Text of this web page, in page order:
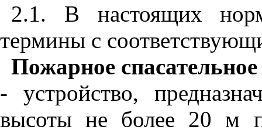
2.1. В настоящих
термины с
Пожарное
- устройство,
высоты не более 20 м